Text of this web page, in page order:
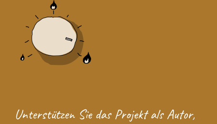
Unterstützen Sie das Projektals Autor,